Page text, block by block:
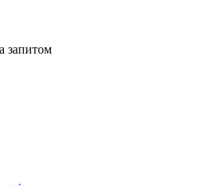
запитом